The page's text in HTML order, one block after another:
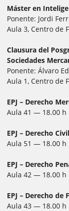
Máster en
Ponente: Jordi
Aula 3, Centro de
Clausura del
Sociedades
Ponente: Álvaro
Aula 1, Centro de
EPJ – Derecho
Aula 41 — 18.00 h
EPJ – Derecho
Aula 51 — 18.00 h
EPJ – Derecho
Aula 42 — 18.00 h
EPJ – Derecho de
Aula 43 — 18.00 h